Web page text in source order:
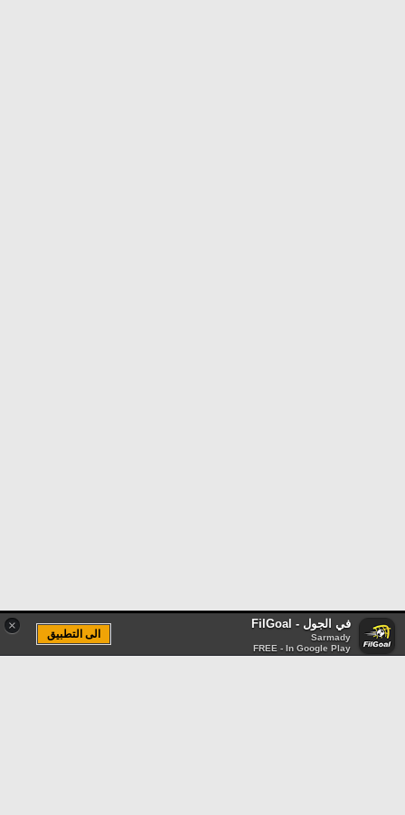
× في الجول - FilGoal
Sarmady
FREE - In Google Play
الى التطبيق